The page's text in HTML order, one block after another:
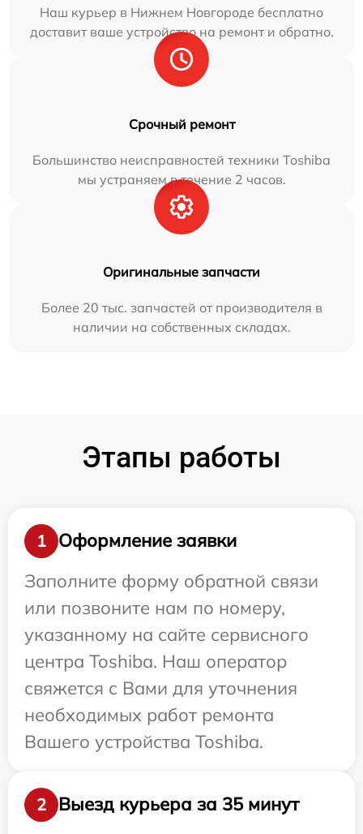
Наш курьер в Нижнем Новгороде бесплатно
доставит ваше устройство на ремонт и обратно.
Срочный ремонт
Большинство неисправностей техники Toshiba
мы устраняем в течение 2 часов.
Оригинальные запчасти
Более 20 тыс. запчастей от производителя в
наличии на собственных складах.
Этапы работы
1
Оформление заявки
Заполните форму обратной связи
или позвоните нам по номеру,
указанному на сайте сервисного
центра Toshiba. Наш оператор
свяжется с Вами для уточнения
необходимых работ ремонта
Вашего устройства Toshiba.
2
Выезд курьера за 35 минут